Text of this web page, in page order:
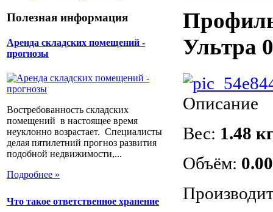
Полезная информация
Аренда складских помещений -
прогнозы
Востребованность складских
помещений в настоящее время
неуклонно возрастает. Специалисты
делая пятилетний прогноз развития
подобной недвижимости,...
Подробнее »
Что такое ответственное хранение
Ультра
Описание
Вес: 1.48
Объём: